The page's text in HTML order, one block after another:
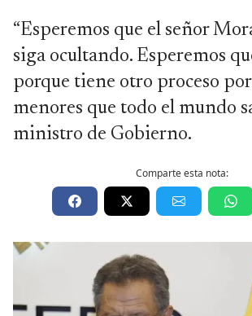
“Esperemos que el señor
siga ocultando. Esperemos
porque tiene otro proceso por
menores que todo el mundo
ministro de Gobierno.
Comparte esta nota: